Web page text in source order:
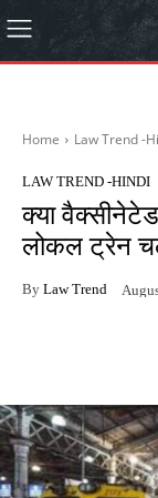
Home Law Trend -
LAW TREND -HINDI
क्या
लोकल ट्रेन
By Law Trend